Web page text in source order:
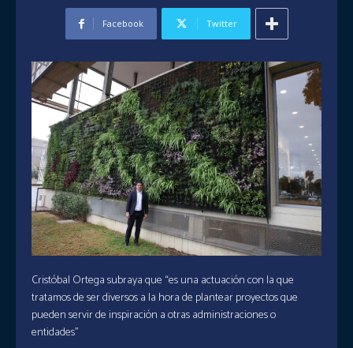
Facebook Twitter
Cristóbal Ortega subraya que “es una actuación con la que
tratamos de ser diversos a la hora de plantear proyectos que
pueden servir de inspiración a otras administraciones o
entidades”